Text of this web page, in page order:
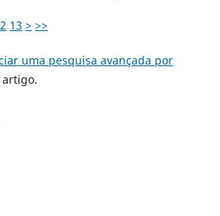
13 > >>
uma pesquisa avançada por